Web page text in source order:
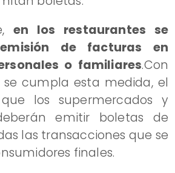
en los restaurantes se
de facturas en
o familiares.Con
cumpla esta medida, el
los supermercados y
emitir boletas de
las transacciones que se
finales.